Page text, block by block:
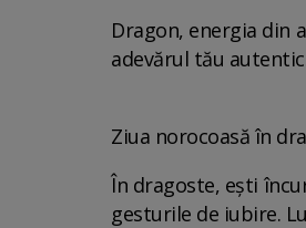
Dragon, energia din
adevărul tău
Ziua norocoasă în
În dragoste, ești
gesturile de iubire.